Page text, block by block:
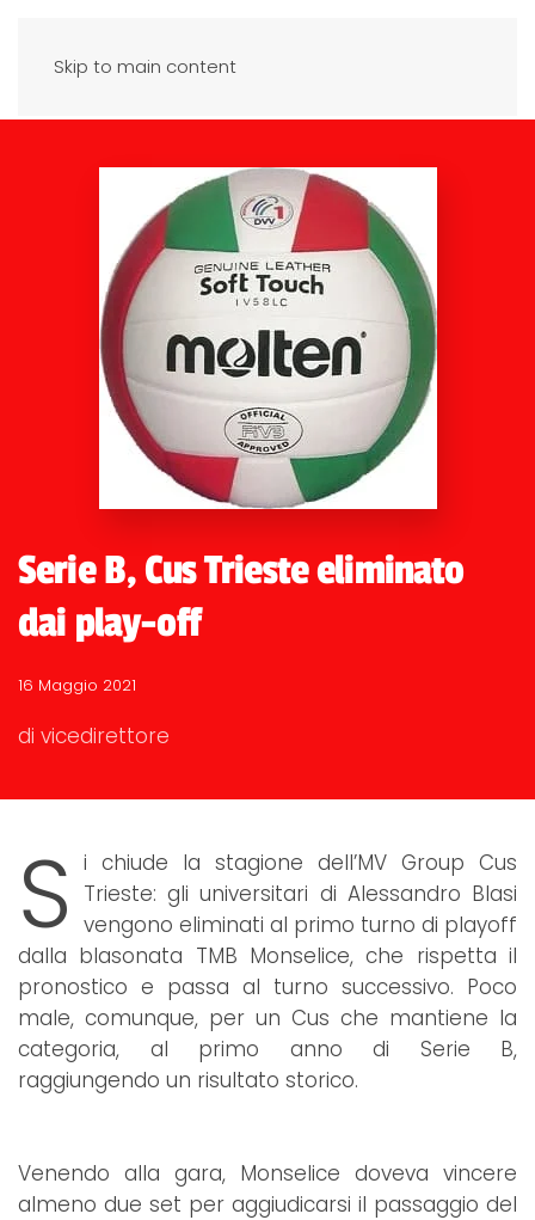
Skip to main content
Serie B, Cus Trieste eliminato
dai play-off
16 Maggio 2021
di vicedirettore
S i chiude la stagione dell’MV Group Cus
Trieste: gli universitari di Alessandro Blasi
vengono eliminati al primo turno di playoff
dalla blasonata TMB Monselice, che rispetta il
pronostico e passa al turno successivo. Poco
male, comunque, per un Cus che mantiene la
categoria, al primo anno di Serie B,
raggiungendo un risultato storico.
Venendo alla gara, Monselice doveva vincere
almeno due set per aggiudicarsi il passaggio del